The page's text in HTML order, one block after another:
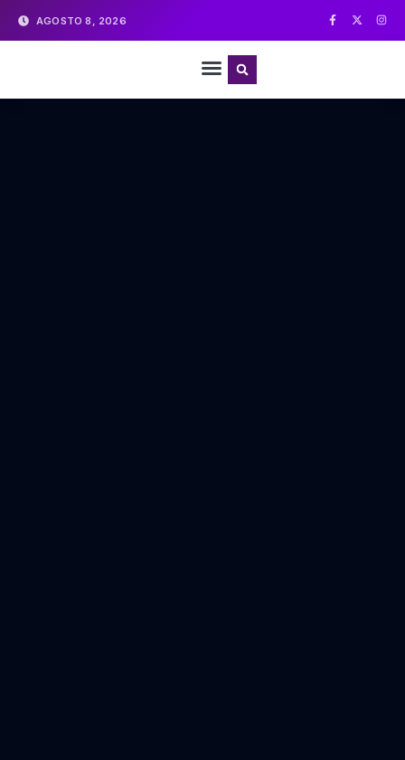
AGOSTO 8, 2026